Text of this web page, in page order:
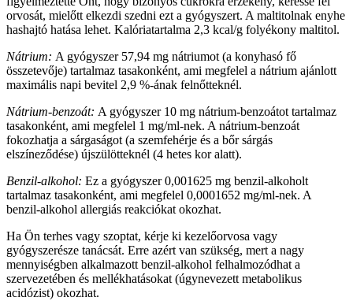
orvosát, mielőtt elkezdi szedni ezt a gyógyszert. A maltitolnak enyhe
hashajtó hatása lehet. Kalóriatartalma 2,3 kcal/g folyékony maltitol.
Nátrium: A gyógyszer 57,94 mg nátriumot (a konyhasó fő
összetevője) tartalmaz tasakonként, ami megfelel a nátrium ajánlott
maximális napi bevitel 2,9 %-ának felnőtteknél.
Nátrium-benzoát: A gyógyszer 10 mg nátrium-benzoátot tartalmaz
tasakonként, ami megfelel 1 mg/ml-nek. A nátrium-benzoát
fokozhatja a sárgaságot (a szemfehérje és a bőr sárgás
elszíneződése) újszülötteknél (4 hetes kor alatt).
Benzil-alkohol: Ez a gyógyszer 0,001625 mg benzil-alkoholt
tartalmaz tasakonként, ami megfelel 0,0001652 mg/ml-nek. A
benzil-alkohol allergiás reakciókat okozhat.
Ha Ön terhes vagy szoptat, kérje ki kezelőorvosa vagy
gyógyszerésze tanácsát. Erre azért van szükség, mert a nagy
mennyiségben alkalmazott benzil-alkohol felhalmozódhat a
szervezetében és mellékhatásokat (úgynevezett metabolikus
acidózist) okozhat.